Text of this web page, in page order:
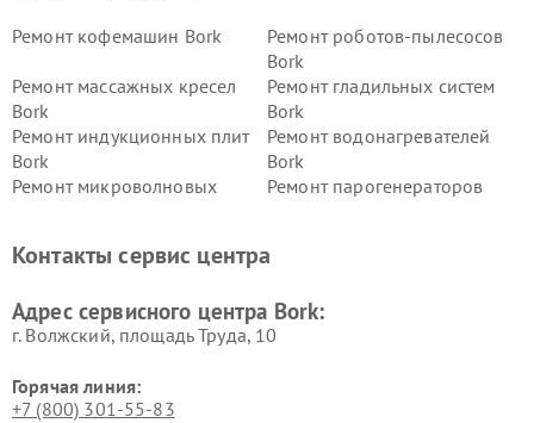
Ремонт кофемашин Bork
Ремонт роботов-пылесосов
Bork
Ремонт массажных кресел
Bork
Ремонт гладильных систем
Bork
Ремонт индукционных плит
Bork
Ремонт водонагревателей
Bork
Ремонт микроволновых
Ремонт парогенераторов
воздуха Bork
Bork
Bork
Контакты сервис центра
Адрес сервисного центра Bork:
г. Волжский, площадь Труда, 10
Горячая линия:
+7 (800) 301-55-83